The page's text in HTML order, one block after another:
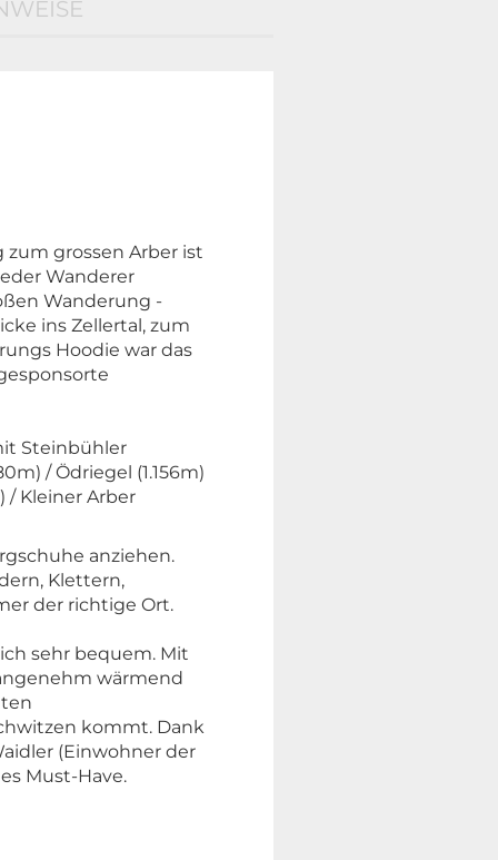
grossen Arber ist
Wanderer
Wanderung -
ins Zellertal, zum
Hoodie war das
Steinbühler
/ Ödriegel (1.156m)
/ Kleiner Arber
anziehen.
Klettern,
der richtige Ort.
sehr bequem. Mit
wärmend
kommt. Dank
(Einwohner der
Must-Have.